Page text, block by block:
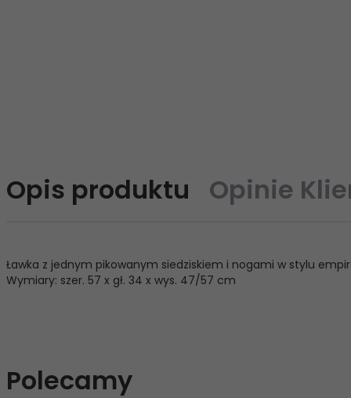
Opis produktu Opinie
Ławka z jednym pikowanym siedziskiem i nogami w stylu
Wymiary: szer. 57 x gł. 34 x wys. 47/57 cm
Polecamy